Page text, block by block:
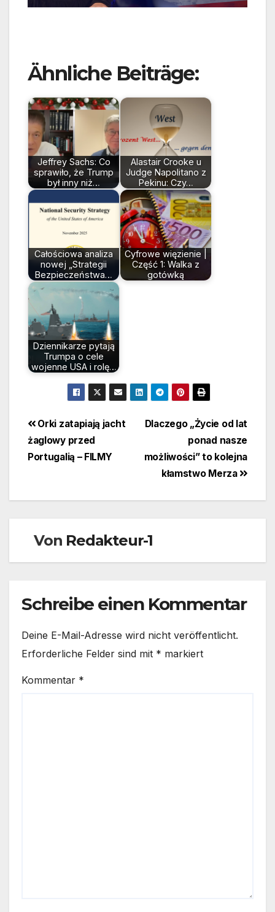
Ähnliche Beiträge:
Jeffrey Sachs: Co
sprawiło, że Trump
był inny niż…
Alastair Crooke u
Judge Napolitano z
Pekinu: Czy…
Całościowa analiza
nowej „Strategii
Bezpieczeństwa…
Cyfrowe więzienie |
Część 1: Walka z
gotówką
Dziennikarze pytają
Trumpa o cele
wojenne USA i rolę…
Beitragsnavigation
Dlaczego „Życie od lat
ponad nasze
możliwości” to kolejna
kłamstwo Merza
Orki zatapiają jacht
żaglowy przed
Portugalią – FILMY
Von Redakteur-1
Schreibe einen Kommentar
Deine E-Mail-Adresse wird nicht veröffentlicht.
Erforderliche Felder sind mit * markiert
Kommentar *